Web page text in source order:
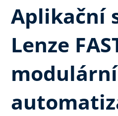
Aplikační
Lenze
modulární